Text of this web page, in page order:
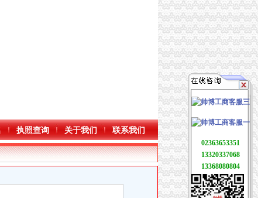
执照查询 关于我们 联系我们
02363653351
13320337068
13368080804